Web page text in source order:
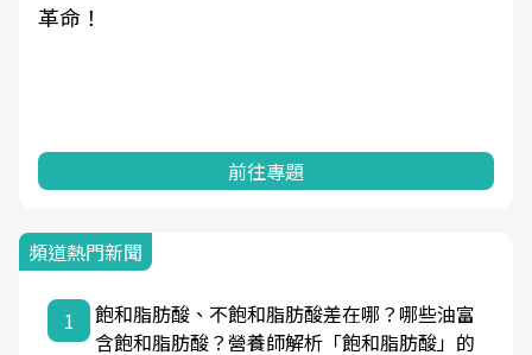
頻道熱門新聞
1
飽和脂肪酸、不飽和脂肪酸差在哪？哪些油富
含飽和脂肪酸？營養師解析「飽和脂肪酸」的